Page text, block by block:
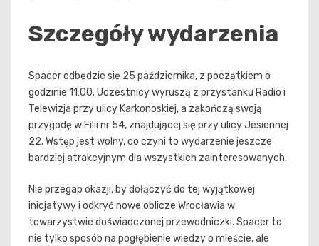
Szczegóły wydarzenia
Spacer odbędzie się 25 października, z początkiem o
godzinie 11:00. Uczestnicy wyruszą z przystanku Radio i
Telewizja przy ulicy Karkonoskiej, a zakończą swoją
przygodę w Filii nr 54, znajdującej się przy ulicy Jesiennej
22. Wstęp jest wolny, co czyni to wydarzenie jeszcze
bardziej atrakcyjnym dla wszystkich zainteresowanych.
Nie przegap okazji, by dołączyć do tej wyjątkowej
inicjatywy i odkryć nowe oblicze Wrocławia w
towarzystwie doświadczonej przewodniczki. Spacer to
nie tylko sposób na pogłębienie wiedzy o mieście, ale